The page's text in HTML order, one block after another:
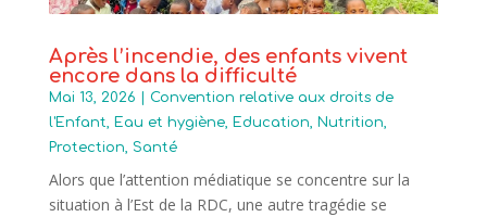
Après l’incendie, des enfants vivent
encore dans la difficulté
Mai 13, 2026 | Convention relative aux droits de
l'Enfant
Eau et hygiène, Education Nutrition
Protection
Santé
Alors que l’attention médiatique se concentre sur la
situation à l’Est de la RDC, une autre tragédie se